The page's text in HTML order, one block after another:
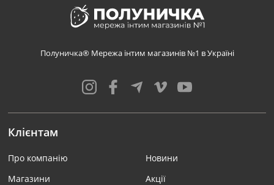
Полуничка® Мережа інтим магазинів №1 в Україні
Клієнтам
Про компанію
Магазини
Новини
Акції